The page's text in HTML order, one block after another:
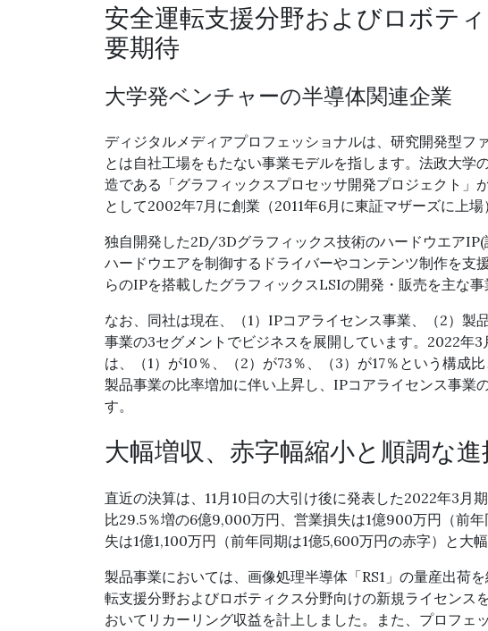
安全運転支援分野およびロボテ
要期待
大学発ベンチャーの半導体関連企業
ディジタルメディアプロフェッショナルは、研究開発型フ
とは自社工場をもたない事業モデルを指します。法政大学
造である「グラフィックスプロセッサ開発プロジェクト」
として2002年7月に創業（2011年6月に東証マザーズに上場
独自開発した2D/3Dグラフィックス技術のハードウエア
ハードウエアを制御するドライバーやコンテンツ制作を支
らのIPを搭載したグラフィックスLSIの開発・販売を主な事
なお、同社は現在、（1）IPコアライセンス事業、（2）製
事業の3セグメントでビジネスを展開しています。2022年
は、（1）が10％、（2）が73％、（3）が17％という構成
製品事業の比率増加に伴い上昇し、IPコアライセンス事業
す。
大幅増収、赤字幅縮小と順調な進
直近の決算は、11月10日の大引け後に発表した2022年3月
比29.5％増の6億9,000万円、営業損失は1億900万円（前
失は1億1,100万円（前年同期は1億5,600万円の赤字）と大
製品事業においては、画像処理半導体「RS1」の量産出荷
転支援分野およびロボティクス分野向けの新規ライセンス
おいてリカーリング収益を計上しました。また、プロフェ